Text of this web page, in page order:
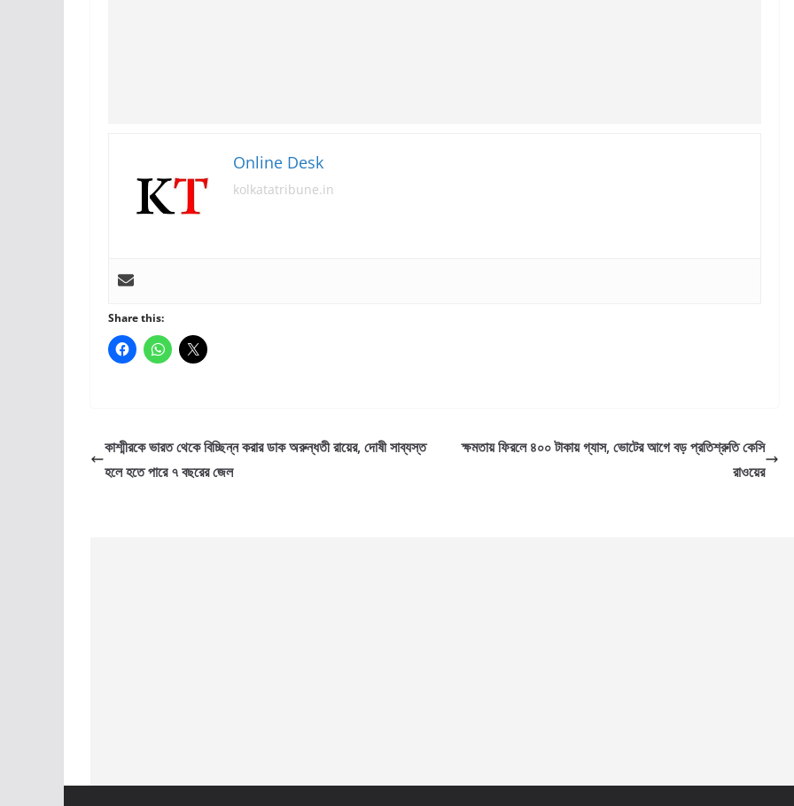
Online Desk
kolkatatribune.in
Share this:
কাশ্মীরকে ভারত থেকে বিচ্ছিন্ন করার ডাক অরুন্ধতী রায়ের, দোষী সাব্যস্ত
হলে হতে পারে ৭ বছরের জেল
ক্ষমতায় ফিরলে ৪০০ টাকায় গ্যাস, ভোটের আগে বড় প্রতিশ্রুতি কেসি
রাওয়ের